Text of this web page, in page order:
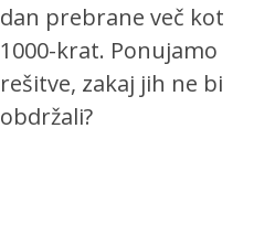
dan prebrane več kot
1000-krat. Ponujamo
rešitve, zakaj jih ne bi
obdržali?